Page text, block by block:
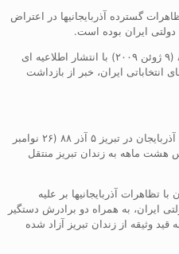
گسترده آذربایجانیها در اعتراض
دولتی ایران بوده است.
سازمان عفو بین الملل روز ۱۹ خرداد ۸۸ (۹ ژوئن ۲۰۰۹) با انتشار اطلاعیه ای
ایران، خبر از بازداشت
عبادت مددی نگارستان فعال حرکت ملی آذربایجان در تبریز ۵ آذر ۸۸ (۲۶ نوامبر
هشت ماهه به زندان تبریز منتقل
(۲۷ می ۲۰۰۶) همزمان با تظاهرات آذربایجانیها بر علیه
ایران، به همراه دو برادرش دستگیر
موقت به قید وثیقه از زندان تبریز آزاد شده